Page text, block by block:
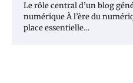
Le rôle central d’un blog
numérique À l’ère du
place essentielle…